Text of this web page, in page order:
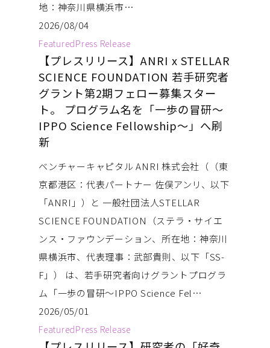
地：神奈川県横浜市…
2026/08/04
FeaturedPress Release
【プレスリリース】ANRI x STELLAR
SCIENCE FOUNDATION 若手研究者
グラント第2期フェロー募集スター
ト。 プログラム名を「一歩の冒研〜
IPPO Science Fellowship〜」へ刷
新
ベンチャーキャピタル ANRI 株式会社（（東
京都港区：代表パートナー 佐俣アンリ、以下
「ANRI」）と 一般社団法人STELLAR
SCIENCE FOUNDATION（ステラ・サイエ
ンス・ファウンデーション、所在地：神奈川
県横浜市、代表理事：武部貴則、以下「SS-
F」） は、若手研究者向けグラントプログラ
ム「一歩の冒研〜IPPO Science Fel…
2026/05/01
FeaturedPress Release